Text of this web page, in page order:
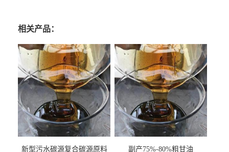
相关产品：
新型污水碳源复合碳源原料
副产75%-80%粗甘油